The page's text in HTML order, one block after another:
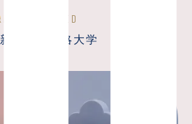
規事業戦略大学